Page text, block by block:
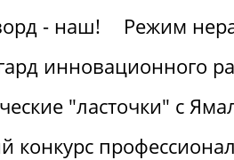
- наш!
Режим
инновационного
"ласточки" с
конкурс